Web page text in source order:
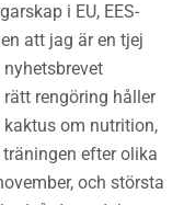
i EU, EES-
att jag är en tjej
rengöring håller
om nutrition,
efter olika
och största